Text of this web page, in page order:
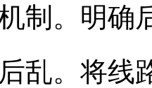
制。明确
乱。将线